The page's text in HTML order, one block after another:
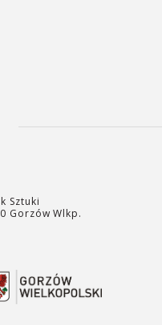
Sztuki
Gorzów Wlkp.